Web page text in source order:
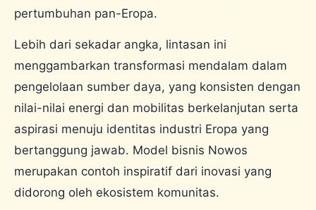
pertumbuhan pan-Eropa.
Lebih dari sekadar angka, lintasan ini
menggambarkan transformasi mendalam dalam
pengelolaan sumber daya, yang konsisten dengan
nilai-nilai energi dan mobilitas berkelanjutan serta
aspirasi menuju identitas industri Eropa yang
bertanggung jawab. Model bisnis Nowos
merupakan contoh inspiratif dari inovasi yang
didorong oleh ekosistem komunitas.